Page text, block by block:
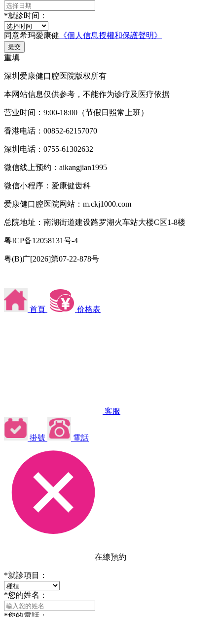
*就診时间：
同意希玛愛康健 《個人信息授權和保護聲明》
提交
重填
深圳爱康健口腔医院版权所有
本网站信息仅供参考，不能作为诊疗及医疗依据
营业时间：9:00-18:00（节假日照常上班）
香港电话：00852-62157070
深圳电话：0755-61302632
微信线上预约：aikangjian1995
微信小程序：爱康健齿科
爱康健口腔医院网站：m.ckj1000.com
总院地址：南湖街道建设路罗湖火车站大楼C区1-8楼
粤ICP备12058131号-4
粤(B)广[2026]第07-22-878号
首頁 价格表
客服
掛號 電話
在線預約
*就診項目：
*您的姓名：